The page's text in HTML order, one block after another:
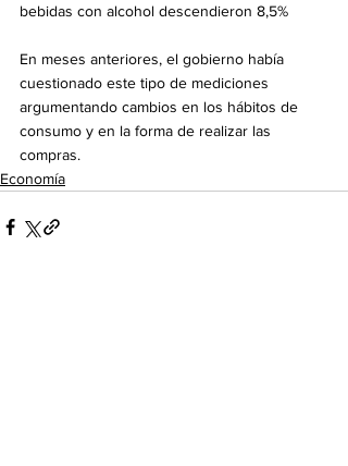
bebidas con alcohol descendieron 8,5%
En meses anteriores, el gobierno había
cuestionado este tipo de mediciones
argumentando cambios en los hábitos de
consumo y en la forma de realizar las
compras.
Economía